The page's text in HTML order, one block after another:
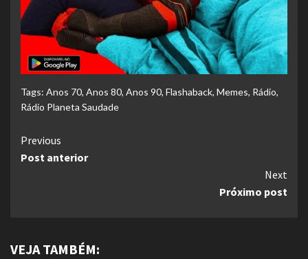
Tags: Anos 70, Anos 80, Anos 90, Flashaback, Memes, Rádio,
Rádio Planeta Saudade
Continue
Reading
Previous
Post anterior
Next
Próximo post
VEJA TAMBÉM: